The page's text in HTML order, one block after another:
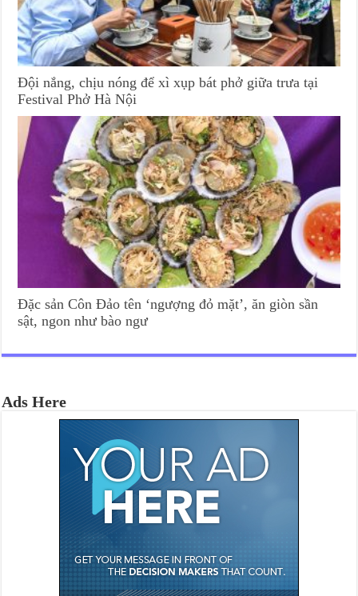
Đội nắng, chịu nóng để xì xụp bát phở giữa trưa tại
Festival Phở Hà Nội
Đặc sản Côn Đảo tên ‘ngượng đỏ mặt’, ăn giòn sần
sật, ngon như bào ngư
Ads Here